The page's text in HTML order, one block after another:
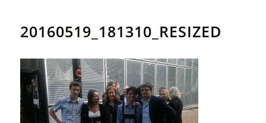
20160519_181310_RESIZED